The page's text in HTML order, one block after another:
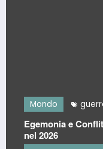
Mondo guerra,
Egemonia e
nel 2026